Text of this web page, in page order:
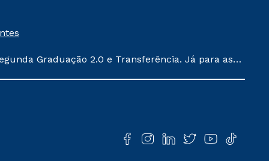
Graduação 2.0 e Transferência. Já para as